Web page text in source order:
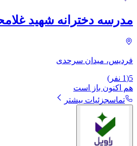
مدرسه دخترانه شهید
فردیس، میدان سرحدی
5
(
1 نفر)
هم اکنون باز است
تماسجزئیات بیشتر